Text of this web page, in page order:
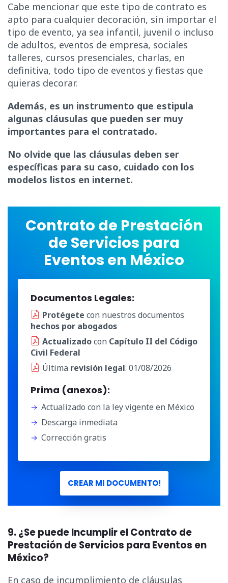
Cabe mencionar que este tipo de contrato es
apto para cualquier decoración, sin importar el
tipo de evento, ya sea infantil, juvenil o incluso
de adultos, eventos de empresa, sociales
talleres, cursos presenciales, charlas, en
definitiva, todo tipo de eventos y fiestas que
quieras decorar.
Además, es un instrumento que estipula
algunas cláusulas que pueden ser muy
importantes para el contratado.
No olvide que las cláusulas deben ser
específicas para su caso, cuidado con los
modelos listos en internet.
Contrato de Prestación
de Servicios para
Eventos en México
Documentos Legales:
Protégete con nuestros documentos
hechos por abogados
Actualizadocon Capítulo II del Código
Civil Federal
Última revisión legal: 01/08/2026
Prima (anexos):
Actualizado con la ley vigente en México
Descarga inmediata
Corrección gratis
CREAR MI DOCUMENTO!
9. ¿Se puede Incumplir el Contrato de
Prestación de Servicios para Eventos en
México?
En caso de incumplimiento de cláusulas